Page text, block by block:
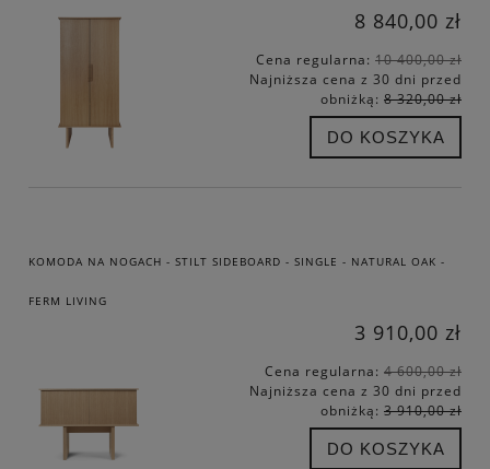
8 840,00 zł
Cena regularna: 10 400,00 zł
Najniższa cena z 30 dni przed
obniżką: 8 320,00 zł
DO KOSZYKA
KOMODA NA NOGACH - STILT SIDEBOARD - SINGLE - NATURAL OAK -
FERM LIVING
3 910,00 zł
Cena regularna: 4 600,00 zł
Najniższa cena z 30 dni przed
obniżką: 3 910,00 zł
DO KOSZYKA